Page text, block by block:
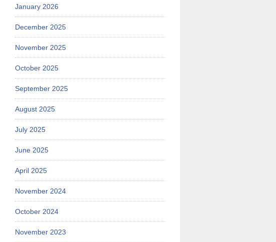
January 2026
December 2025
November 2025
October 2025
September 2025
August 2025
July 2025
June 2025
April 2025
November 2024
October 2024
November 2023